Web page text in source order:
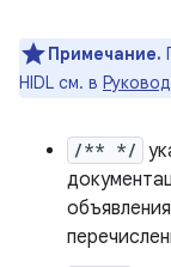
Примечание.
HIDL см. в
/** */